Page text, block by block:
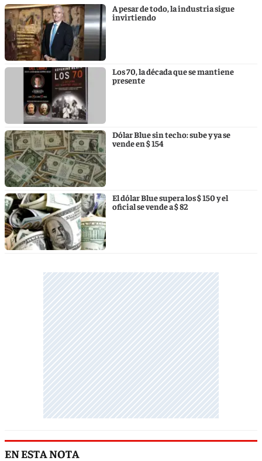
A pesar de todo, la industria sigue
invirtiendo
Los 70, la década que se mantiene
presente
Dólar Blue sin techo: sube y ya se
vende en $ 154
El dólar Blue supera los $ 150 y el
oficial se vende a $ 82
EN ESTA NOTA